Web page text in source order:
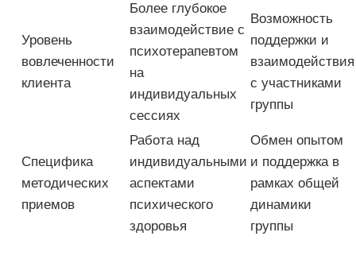
Уровень
вовлеченности
клиента
Более глубокое
взаимодействие с
психотерапевтом
на
индивидуальных
сессиях
Возможность
поддержки и
взаимодействия
с участниками
группы
Специфика
методических
приемов
Работа над
индивидуальными
аспектами
психического
здоровья
Обмен опытом
и поддержка в
рамках общей
динамики
группы